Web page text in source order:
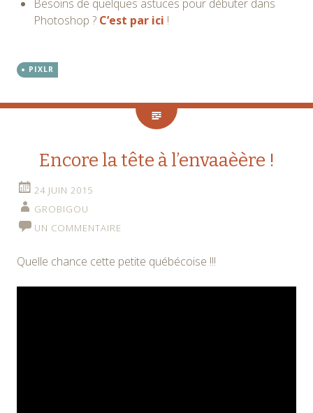
Besoins de quelques astuces pour débuter dans
Photoshop ? C’est par ici !
PIXLR
Encore la tête à l’envaaèère !
24 JUIN 2015
GROBIGOU
UN COMMENTAIRE
Quelle chance cette petite québécoise !!!